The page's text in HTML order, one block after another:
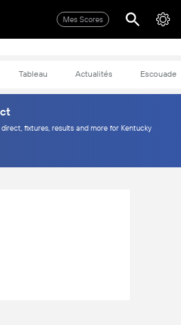
Mes Scores
Tableau Actualités Escouade
fixtures, results and more for Kentucky